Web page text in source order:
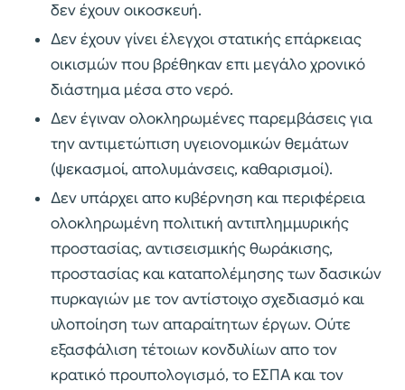
δεν έχουν οικοσκευή.
Δεν έχουν γίνει έλεγχοι στατικής επάρκειας
οικισμών που βρέθηκαν επι μεγάλο χρονικό
διάστημα μέσα στο νερό.
Δεν έγιναν ολοκληρωμένες παρεμβάσεις για
την αντιμετώπιση υγειονομικών θεμάτων
(ψεκασμοί, απολυμάνσεις, καθαρισμοί).
Δεν υπάρχει απο κυβέρνηση και περιφέρεια
ολοκληρωμένη πολιτική αντιπλημμυρικής
προστασίας, αντισεισμικής θωράκισης,
προστασίας και καταπολέμησης των δασικών
πυρκαγιών με τον αντίστοιχο σχεδιασμό και
υλοποίηση των απαραίτητων έργων. Ούτε
εξασφάλιση τέτοιων κονδυλίων απο τον
κρατικό προυπολογισμό, το ΕΣΠΑ και τον